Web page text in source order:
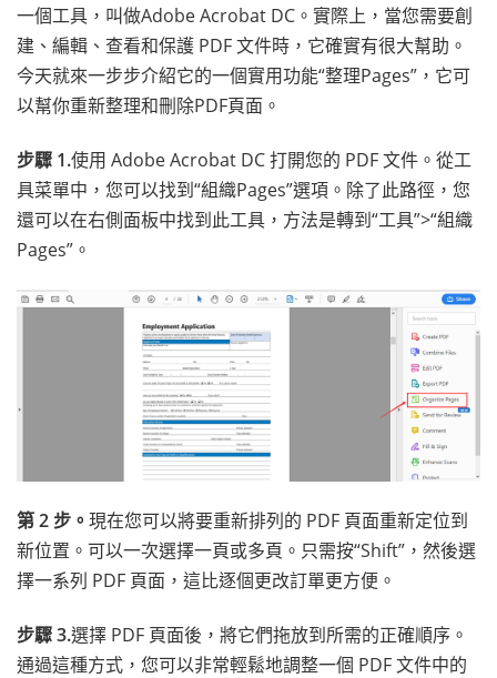
一個工具，叫做Adobe Acrobat DC。實際上，當您需要創
建、編輯、查看和保護 PDF 文件時，它確實有很大幫助。
今天就來一步步介紹它的一個實用功能“整理Pages”，它可
以幫你重新整理和刪除PDF頁面。
步驟 1.使用 Adobe Acrobat DC 打開您的 PDF 文件。從工
具菜單中，您可以找到“組織Pages”選項。除了此路徑，您
還可以在右側面板中找到此工具，方法是轉到“工具”>“組織
Pages”。
第 2 步。 現在您可以將要重新排列的 PDF 頁面重新定位到
新位置。可以一次選擇一頁或多頁。只需按“Shift”，然後選
擇一系列 PDF 頁面，這比逐個更改訂單更方便。
步驟 3.選擇 PDF 頁面後，將它們拖放到所需的正確順序。
通過這種方式，您可以非常輕鬆地調整一個 PDF 文件中的